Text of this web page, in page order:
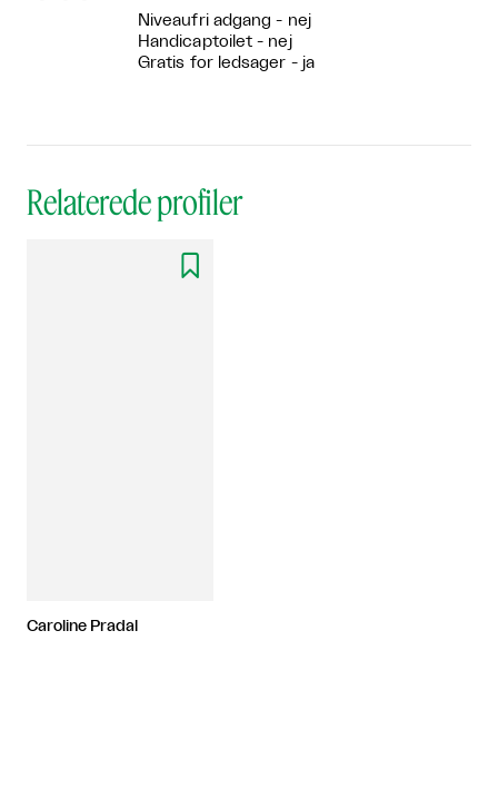
Niveaufri adgang - nej
Handicaptoilet - nej
Gratis for ledsager - ja
Relaterede profiler

Caroline Pradal